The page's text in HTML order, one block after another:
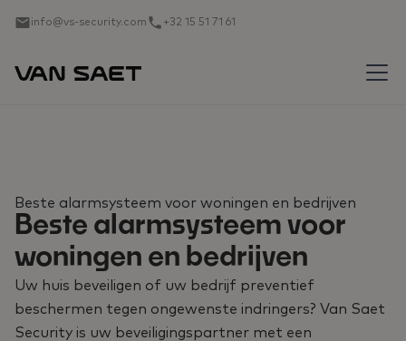
info@vs-security.com +32 15 51 71 61
Beste alarmsysteem voor woningen en bedrijven
Beste alarmsysteem voor
woningen en bedrijven
Uw huis beveiligen of uw bedrijf preventief
beschermen tegen ongewenste indringers? Van Saet
Security is uw beveiligingspartner met een